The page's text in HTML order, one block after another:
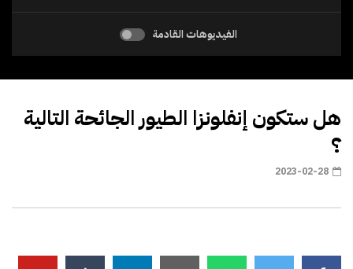
الفيديوهات القادمة
هل ستكون إنفلونزا الطيور الجائحة التالية
؟
2023-02-28